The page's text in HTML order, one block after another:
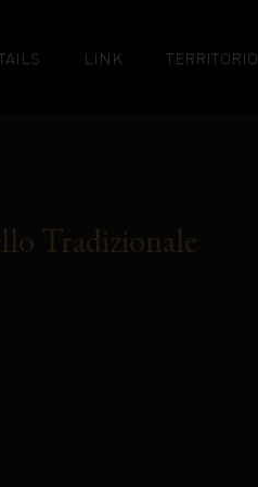
LINK TERRITORIO
Tradizionale